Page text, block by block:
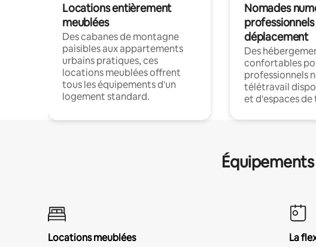
Locations entièrement
meublées
Des cabanes de montagne
paisibles aux appartements
urbains pratiques, ces
locations meublées offrent
tous les équipements d'un
logement standard.
Nomades
professionnels
déplacement
Des
confortables
professionnels
télétravail
et d'espaces de
Locations meublées
La